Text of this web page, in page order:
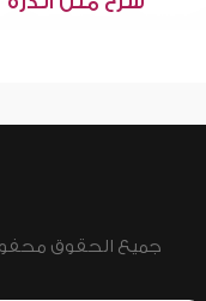
جميع الحقوق محفوظة © 2026 - 1998